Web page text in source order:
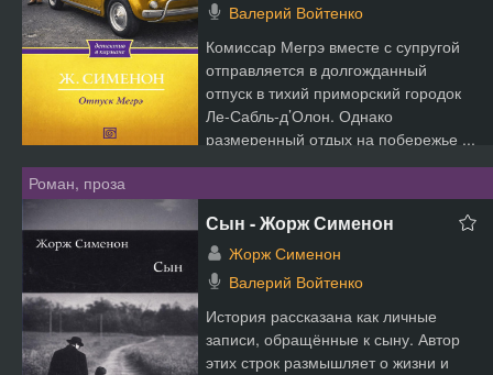
Валерий Войтенко
Комиссар Мегрэ вместе с супругой
отправляется в долгожданный
отпуск в тихий приморский городок
Ле-Сабль-д’Олон. Однако
размеренный отдых на побережье ...
Роман, проза
Сын - Жорж Сименон
Жорж Сименон
Валерий Войтенко
История рассказана как личные
записи, обращённые к сыну. Автор
этих строк размышляет о жизни и